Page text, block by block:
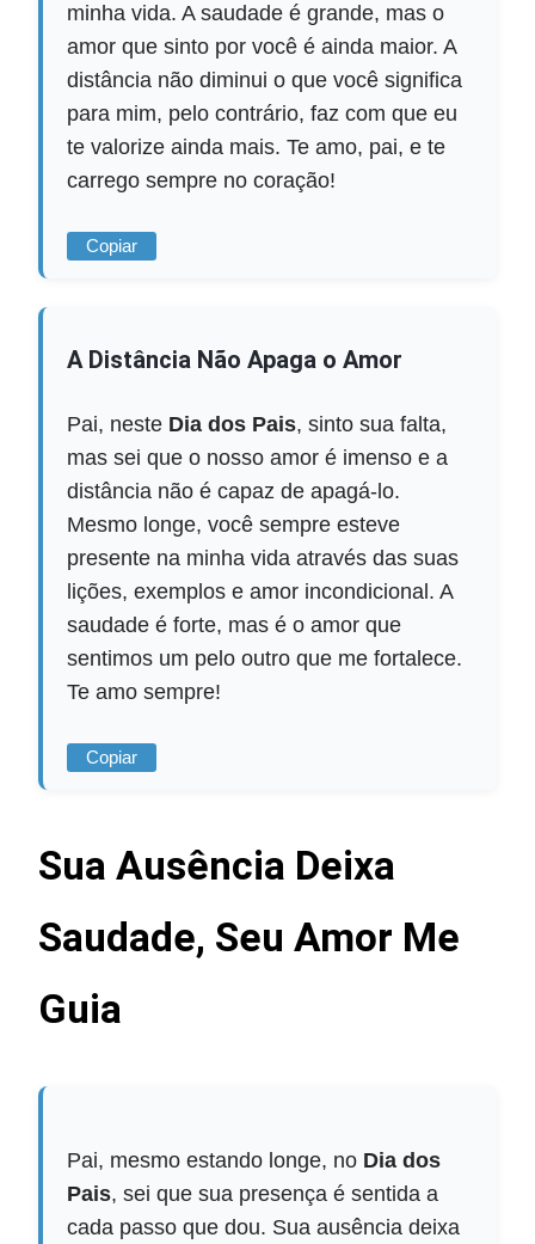
minha vida. A saudade é grande, mas o
amor que sinto por você é ainda maior. A
distância não diminui o que você significa
para mim, pelo contrário, faz com que eu
te valorize ainda mais. Te amo, pai, e te
carrego sempre no coração!
Copiar
A Distância Não Apaga o Amor
Pai, neste Dia dos Pais, sinto sua falta,
mas sei que o nosso amor é imenso e a
distância não é capaz de apagá-lo.
Mesmo longe, você sempre esteve
presente na minha vida através das suas
lições, exemplos e amor incondicional. A
saudade é forte, mas é o amor que
sentimos um pelo outro que me fortalece.
Te amo sempre!
Copiar
Sua Ausência Deixa
Saudade, Seu Amor Me
Guia
Pai, mesmo estando longe, no Dia dos
Pais, sei que sua presença é sentida a
cada passo que dou. Sua ausência deixa